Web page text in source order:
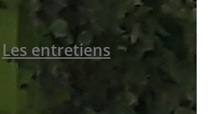
Les entretiens